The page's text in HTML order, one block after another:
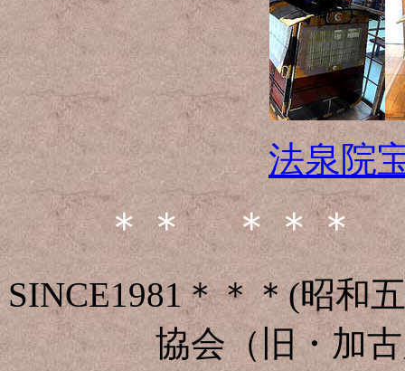
法泉院
＊＊ ＊＊＊
SINCE1981＊＊＊(昭和
協会（旧・加